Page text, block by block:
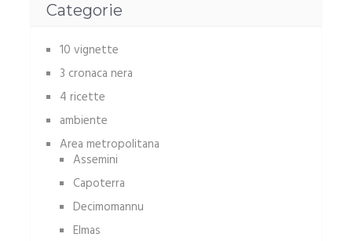
Categorie
10 vignette
3 cronaca nera
4 ricette
ambiente
Area metropolitana
Assemini
Capoterra
Decimomannu
Elmas